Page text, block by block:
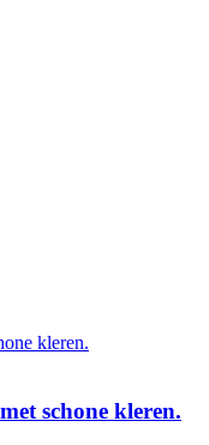
schone kleren.